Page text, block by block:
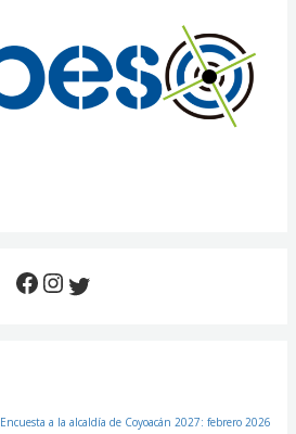
Encuesta a la alcaldía de Coyoacán 2027: febrero 2026